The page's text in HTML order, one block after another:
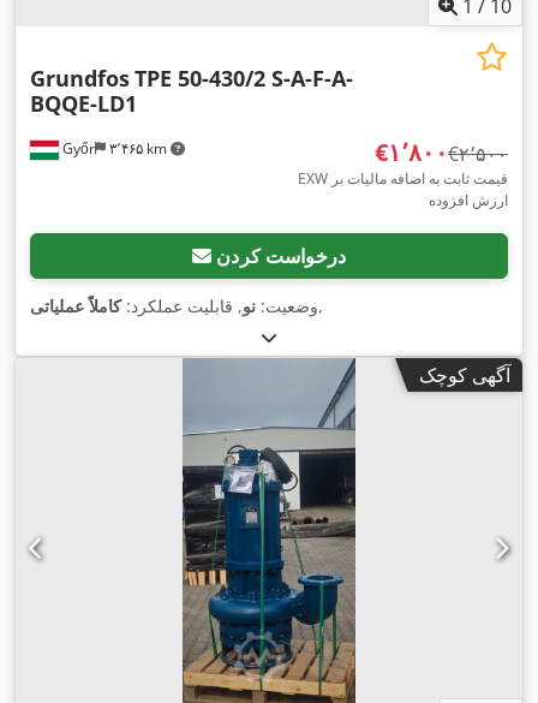
1 / 10
Győr ۳٬۴۶۵ km
GrundfosTPE 50-430/2 S-A-F-A-
BQQE-LD1
‎€۱٬۸۰۰ ‎€۲٬۵۰۰
EXW قیمت ثابت به اضافه مالیات بر
ارزش افزوده
درخواست کردن
وضعیت: نو, قابلیت عملکرد:کاملاً عملیاتی ,
آگهی کوچک